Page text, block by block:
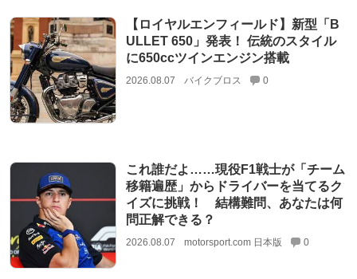
【ロイヤルエンフィールド】新型「B
ULLET 650」発表！ 伝統のスタイル
に650ccツインエンジン搭載
2026.08.07 バイクブロス 0
これ誰だよ……現役F1戦士が「チーム
移籍遍歴」からドライバーを当てるク
イズに挑戦！ 結構難問、あなたは何
問正解できる？
2026.08.07 motorsport.com 日本版 0